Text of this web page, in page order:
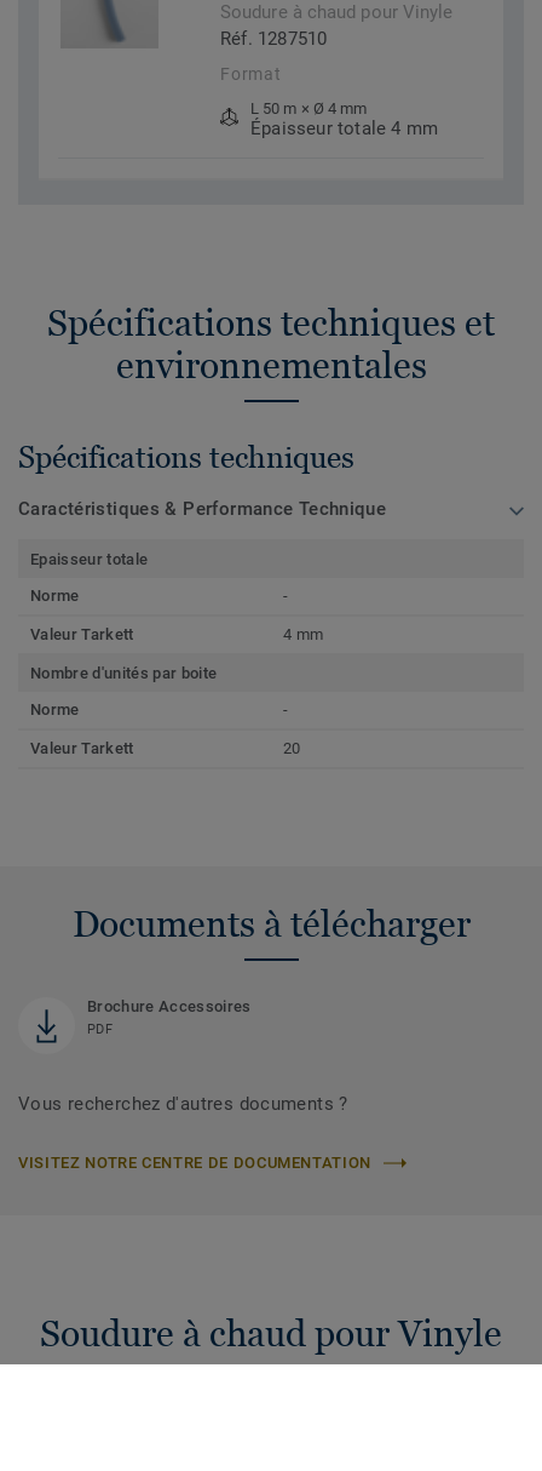
Soudure à chaud pour Vinyle
Réf. 1287510
Format
L 50 m × Ø 4 mm
Épaisseur totale 4 mm
Spécifications techniques et
environnementales
Spécifications techniques
Caractéristiques & Performance Technique
Epaisseur totale
Norme
-
Valeur Tarkett 4 mm
Nombre d'unités par boite
Norme
-
Valeur Tarkett 20
Documents à télécharger
Brochure Accessoires
PDF
Vous recherchez d'autres documents ?
VISITEZ NOTRE CENTRE DE DOCUMENTATION
Soudure à chaud pour Vinyle